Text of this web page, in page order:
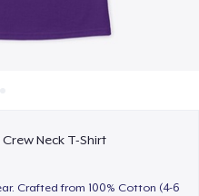
Crew Neck T-Shirt
Crafted from 100% Cotton (4-6